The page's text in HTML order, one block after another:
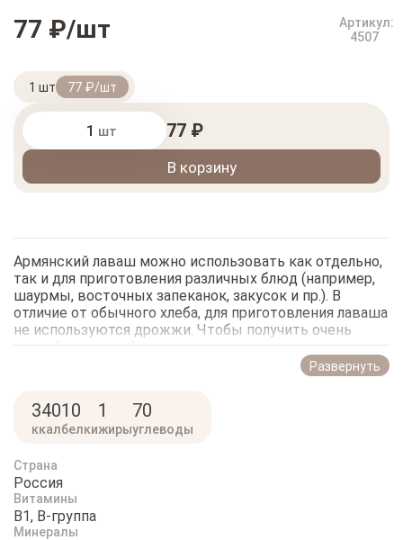
77 ₽/шт
Артикул:
4507
1 шт 77 ₽/шт
шт 77 ₽
В корзину
Армянский лаваш можно использовать как отдельно,
так и для приготовления различных блюд (например,
шаурмы, восточных запеканок, закусок и пр.). В
отличие от обычного хлеба, для приготовления лаваша
не используются дрожжи. Чтобы получить очень
тонкий и прочный лаваш, тесто раскатывают и
Развернуть
340
ккал
10
белки
1
жиры
70
углеводы
Страна
Россия
Витамины
B1, B-группа
Минералы